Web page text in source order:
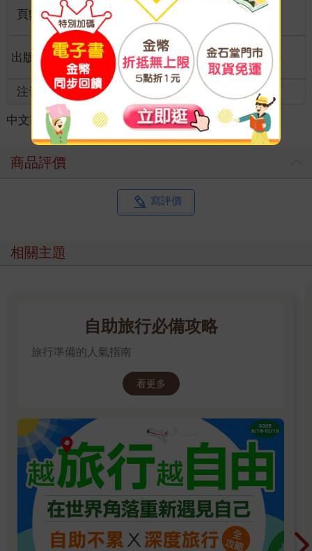
頁數 288
商品規
格
25開15*21cm
出版地 台灣
適讀年
齡
全齡適讀
注音 級別
中文書 ＞ 旅遊 ＞ 旅遊遊記 ＞ 歐洲遊記
商品評價
寫評價
相關主題
自助旅行必備攻略
旅行準備的人氣指南
看更多